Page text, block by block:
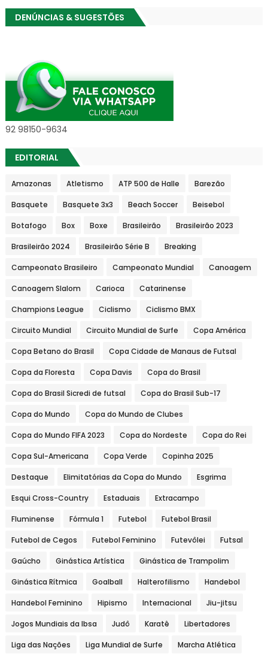
DENÚNCIAS & SUGESTÕES
92 98150-9634
EDITORIAL
Amazonas Atletismo ATP 500 de Halle Barezão
Basquete Basquete 3x3 Beach Soccer Beisebol
Botafogo Box Boxe Brasileirão Brasileirão 2023
Brasileirão 2024 Brasileirão Série B Breaking
Campeonato Brasileiro Campeonato Mundial Canoagem
Canoagem Slalom Carioca Catarinense
Champions League Ciclismo Ciclismo BMX
Circuito Mundial Circuito Mundial de Surfe Copa América
Copa Betano do Brasil Copa Cidade de Manaus de Futsal
Copa da Floresta Copa Davis Copa do Brasil
Copa do Brasil Sicredi de futsal Copa do Brasil Sub-17
Copa do Mundo Copa do Mundo de Clubes
Copa do Mundo FIFA 2023 Copa do Nordeste Copa do Rei
Copa Sul-Americana Copa Verde Copinha 2025
Destaque Elimitatórias da Copa do Mundo Esgrima
Esqui Cross-Country Estaduais Extracampo
Fluminense Fórmula 1 Futebol Futebol Brasil
Futebol de Cegos Futebol Feminino Futevôlei Futsal
Gaúcho Ginástica Artística Ginástica de Trampolim
Ginástica Rítmica Goalball Halterofilismo Handebol
Handebol Feminino Hipismo Internacional Jiu-jitsu
Jogos Mundiais da Ibsa Judô Karatê Libertadores
Liga das Nações Liga Mundial de Surfe Marcha Atlética